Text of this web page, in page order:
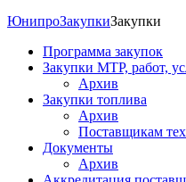
ЮнипроЗакупкиЗакупки
Программа закупок
Закупки МТР, работ,
Архив
Закупки топлива
Архив
Поставщикам
Документы
Архив